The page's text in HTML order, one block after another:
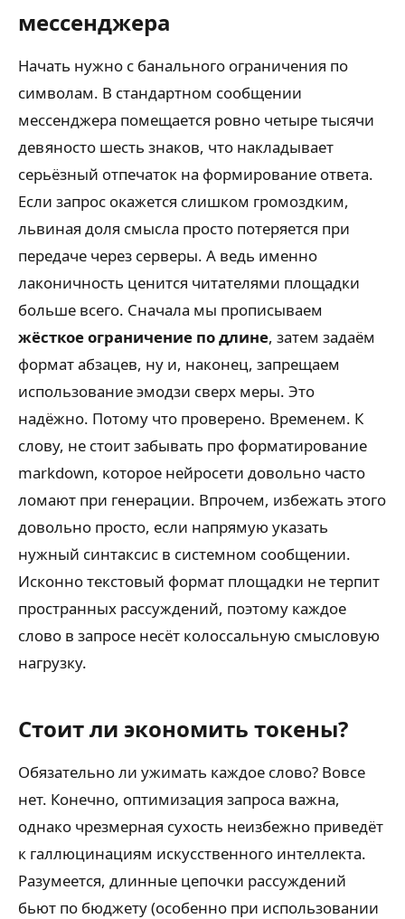
мессенджера
Начать нужно с банального ограничения по
символам. В стандартном сообщении
мессенджера помещается ровно четыре тысячи
девяносто шесть знаков, что накладывает
серьёзный отпечаток на формирование ответа.
Если запрос окажется слишком громоздким,
львиная доля смысла просто потеряется при
передаче через серверы. А ведь именно
лаконичность ценится читателями площадки
больше всего. Сначала мы прописываем
жёсткое ограничение по длине, затем задаём
формат абзацев, ну и, наконец, запрещаем
использование эмодзи сверх меры. Это
надёжно. Потому что проверено. Временем. К
слову, не стоит забывать про форматирование
markdown, которое нейросети довольно часто
ломают при генерации. Впрочем, избежать этого
довольно просто, если напрямую указать
нужный синтаксис в системном сообщении.
Исконно текстовый формат площадки не терпит
пространных рассуждений, поэтому каждое
слово в запросе несёт колоссальную смысловую
нагрузку.
Стоит ли экономить токены?
Обязательно ли ужимать каждое слово? Вовсе
нет. Конечно, оптимизация запроса важна,
однако чрезмерная сухость неизбежно приведёт
к галлюцинациям искусственного интеллекта.
Разумеется, длинные цепочки рассуждений
бьют по бюджету (особенно при использовании